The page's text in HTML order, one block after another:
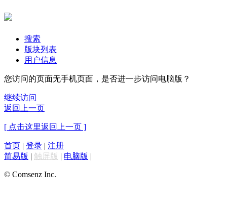
搜索
版块列表
用户信息
您访问的页面无手机页面，是否进一步访问电脑版？
继续访问
返回上一页
[ 点击这里返回上一页 ]
首页 | 登录 | 注册
简易版 | 触屏版 | 电脑版 |
© Comsenz Inc.